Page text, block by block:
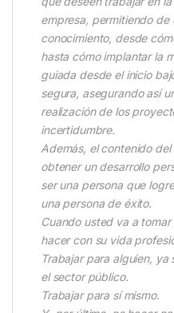
empresa, permitiendo de
conocimiento, desde
hasta cómo implantar la
guiada desde el inicio
segura, asegurando así
realización de los
incertidumbre.
Además, el contenido
obtener un desarrollo
ser una persona que
una persona de éxito.
Cuando usted va a
hacer con su vida
Trabajar para alguien,
el sector público.
Trabajar para sí mismo.